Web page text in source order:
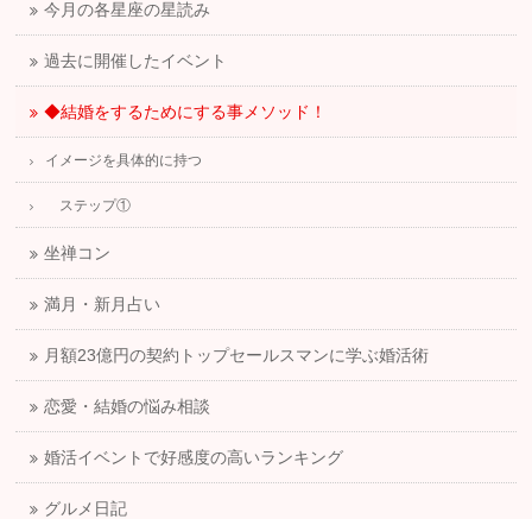
今月の各星座の星読み
過去に開催したイベント
◆結婚をするためにする事メソッド！
イメージを具体的に持つ
ステップ①
坐禅コン
満月・新月占い
月額23億円の契約トップセールスマンに学ぶ婚活術
恋愛・結婚の悩み相談
婚活イベントで好感度の高いランキング
グルメ日記